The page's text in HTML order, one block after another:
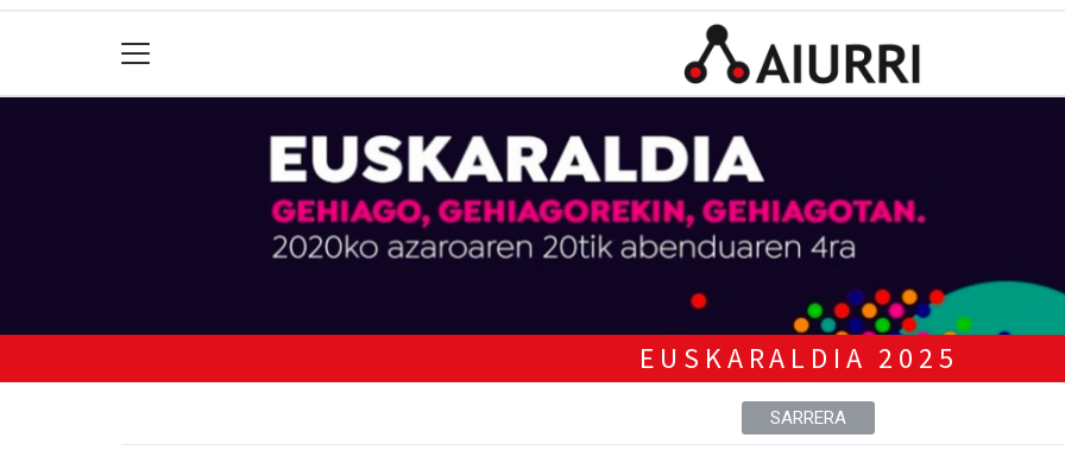
EUSKARALDIA 2025
SARRERA